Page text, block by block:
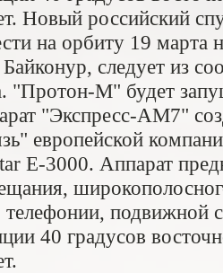
Новый российский
на орбиту 19 марта
следует из
"Протон-М" будет
"Экспресс-АМ7"
европейской
E-3000. Аппарат
подвижной
40 градусов